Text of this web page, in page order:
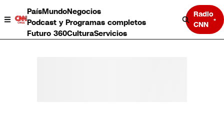
PaísMundoNegocios
Podcast y Programas completos
Futuro 360CulturaServicios
Radio
CNN